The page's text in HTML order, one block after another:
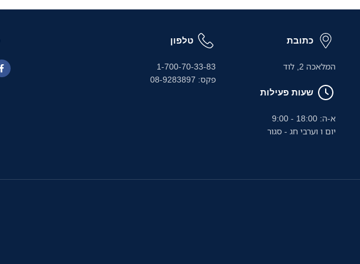
כתובת
המלאכה 2, לוד
שעות פעילות
א-ה: 18:00 - 9:00
יום ו וערבי חג - סגור
טלפון
1-700-70-33-83
פקס: 08-9283897